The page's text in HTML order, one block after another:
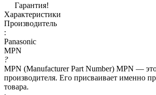
Гарантия!
Характеристики
Производитель
:
Panasonic
MPN
?
MPN (Manufacturer Part Number) MPN —
производителя. Его присваивает именно
товара.